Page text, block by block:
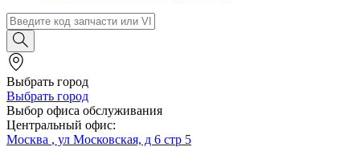
Выбрать город
Выбрать город
Выбор офиса обслуживания
Центральный офис:
Москва , ул Московская, д 6 стр 5